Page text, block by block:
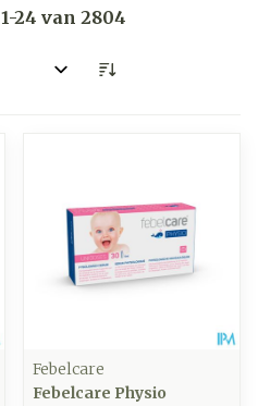
1-24 van 2804
Febelcare
Febelcare Physio